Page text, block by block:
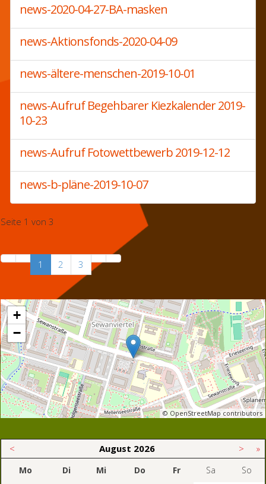
news-2020-04-27-BA-masken
news-Aktionsfonds-2020-04-09
news-ältere-menschen-2019-10-01
news-Aufruf Begehbarer Kiezkalender 2019-
10-23
news-Aufruf Fotowettbewerb 2019-12-12
news-b-pläne-2019-10-07
Seite 1 von 3
1 2 3
+
−
© OpenStreetMap contributors
< August 2026 > »
Mo Di Mi Do Fr Sa
So